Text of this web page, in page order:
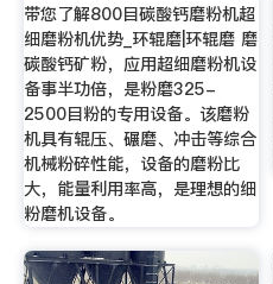
带您了解800目碳酸钙磨粉机超
细磨粉机优势_环辊磨|环辊磨 磨
碳酸钙矿粉，应用超细磨粉机设
备事半功倍，是粉磨325-
2500目粉的专用设备。该磨粉
机具有辊压、碾磨、冲击等综合
机械粉碎性能，设备的磨粉比
大，能量利用率高，是理想的细
粉磨机设备。